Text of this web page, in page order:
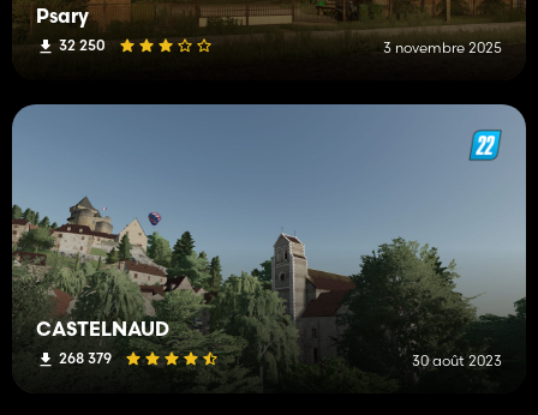
Psary
32 250 3 novembre 2025
CASTELNAUD
268 379 30 août 2023